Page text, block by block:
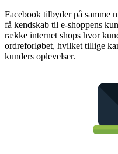
Facebook tilbyder på samme
få kendskab til e-shoppens
række internet shops hvor
ordreforløbet, hvilket tillige
kunders oplevelser.